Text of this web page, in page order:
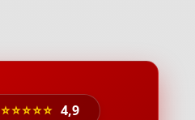
⭐⭐⭐⭐⭐ 4,9